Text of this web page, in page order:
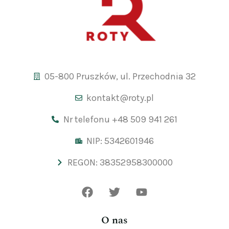
05-800 Pruszków, ul. Przechodnia 32
kontakt@roty.pl
Nr telefonu +48 509 941 261
NIP: 5342601946
REGON: 38352958300000
O nas